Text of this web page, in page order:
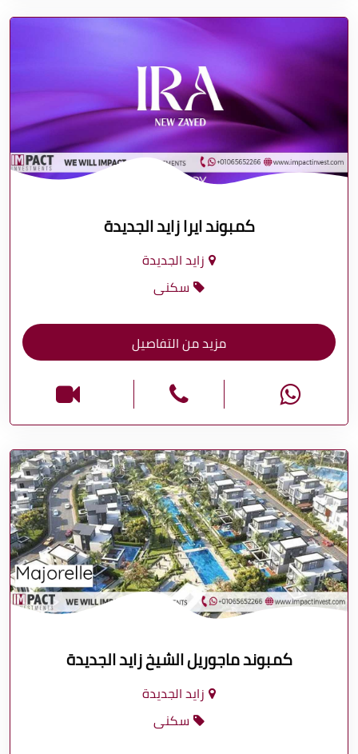
كمبوند ايرا زايد الجديدة
زايد الجديدة
سكنى
مزيد من التفاصيل
كمبوند ماجوريل الشيخ زايد الجديدة
زايد الجديدة
سكنى